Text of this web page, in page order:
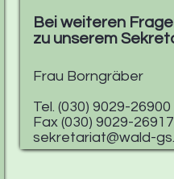
Bei weiteren
zu unserem
Frau Borngräber
Tel. (030) 9029-26900
Fax (030) 9029-26917
sekretariat@wald-